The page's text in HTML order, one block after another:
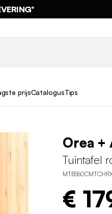
prijsCatalogusTips
Orea +
Tuintafel
€